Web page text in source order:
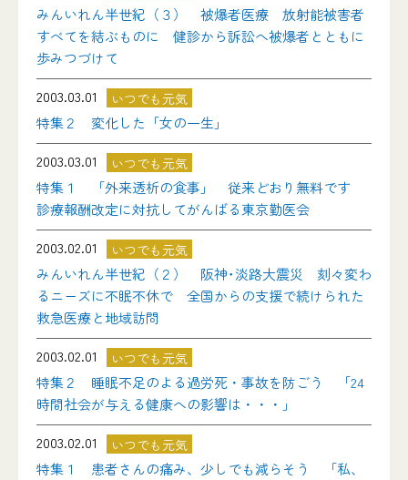
みんいれん半世紀（３） 被爆者医療 放射能被害者
すべてを結ぶものに 健診から訴訟へ被爆者とともに
歩みつづけて
2003.03.01
いつでも元気
特集２ 変化した「女の一生」
2003.03.01
いつでも元気
特集１ 「外来透析の食事」 従来どおり無料です
診療報酬改定に対抗してがんばる東京勤医会
2003.02.01
いつでも元気
みんいれん半世紀（２） 阪神･淡路大震災 刻々変わ
るニーズに不眠不休で 全国からの支援で続けられた
救急医療と地域訪問
2003.02.01
いつでも元気
特集２ 睡眠不足のよる過労死・事故を防ごう 「24
時間社会が与える健康への影響は・・・」
2003.02.01
いつでも元気
特集１ 患者さんの痛み、少しでも減らそう 「私、